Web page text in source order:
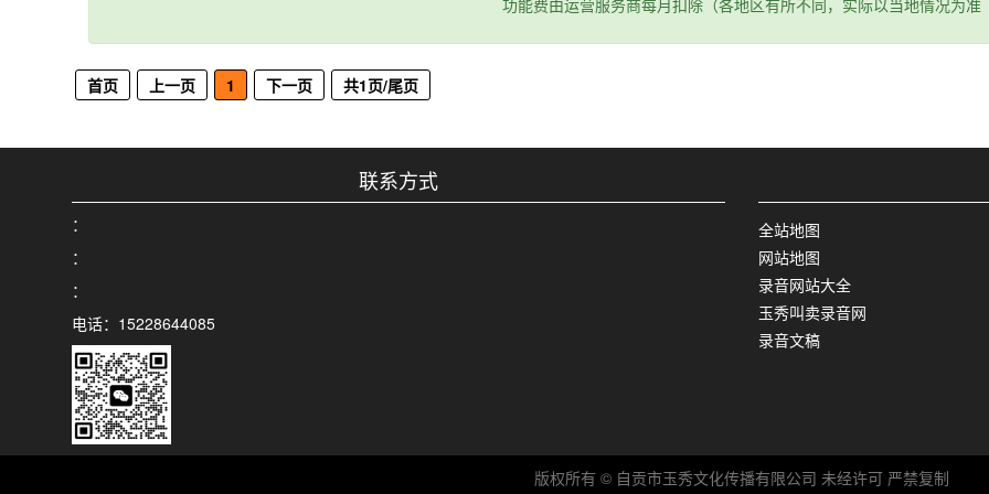
首页 上一页 1 下一页 共1页/尾页
联系方式
：
：
：
电话：15228644085
全站地图
网站地图
录音网站大全
玉秀叫卖录音网
录音文稿
版权所有 © 自贡市玉秀文化传播有限公司 未经许可 严禁复制